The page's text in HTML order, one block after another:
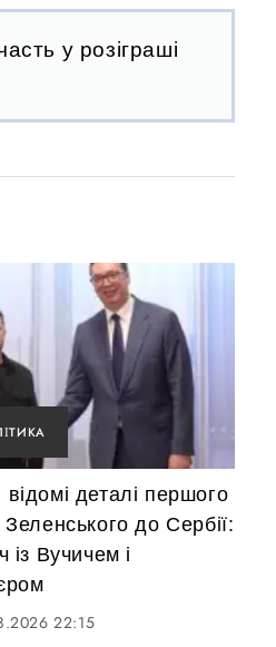
у розіграші
деталі першого
Зеленського до Сербії:
із Вучичем і
22:15